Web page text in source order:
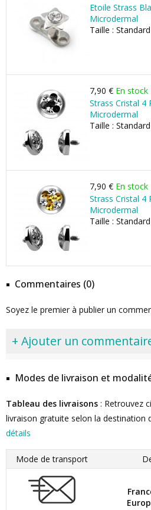
Etoile Strass
Microdermal
Taille :
7,90 € En stock
Strass Cristal 4
Microdermal
Taille :
7,90 € En stock
Strass Cristal 4
Microdermal
Taille :
Commentaires (0)
Soyez le premier à publier un
+ Ajouter un
Modes de livraison et
Tableau des livraisons : Retrouvez
livraison gratuite selon la destination
détails
Mode de transport